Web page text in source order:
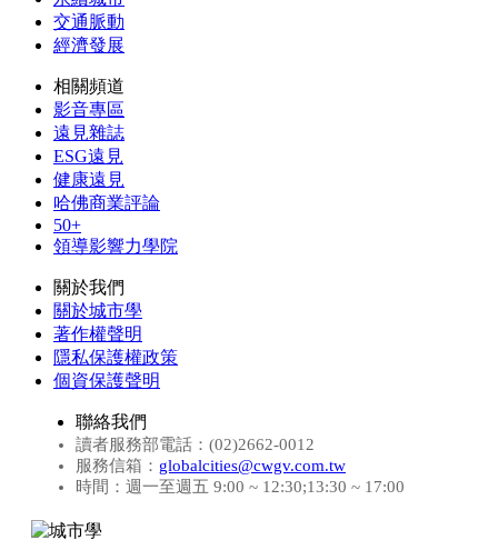
交通脈動
經濟發展
相關頻道
影音專區
遠見雜誌
ESG遠見
健康遠見
哈佛商業評論
50+
領導影響力學院
關於我們
關於城市學
著作權聲明
隱私保護權政策
個資保護聲明
聯絡我們
讀者服務部電話：(02)2662-0012
服務信箱： globalcities@cwgv.com.tw
時間：週一至週五 9:00 ~ 12:30;13:30 ~ 17:00